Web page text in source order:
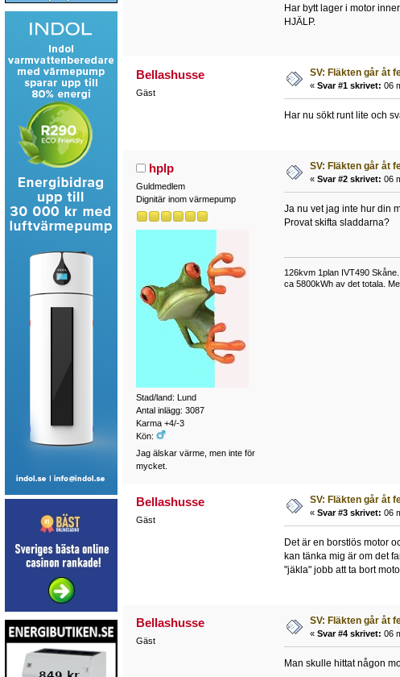
Har bytt lager i motor
HJÄLP.
Bellashusse
Gäst
SV: Fläkten går åt
« Svar #1 skrivet: 06
Har nu sökt runt lite och
hplp
Guldmedlem
Dignitär inom värmepump
Stad/land: Lund
Antal inlägg: 3087
Karma +4/-3
Kön:
Jag älskar värme, men inte för
mycket.
SV: Fläkten går åt
« Svar #2 skrivet: 06
Ja nu vet jag inte hur din
Provat skifta sladdarna?
126kvm 1plan IVT490
ca 5800kWh av det totala.
Bellashusse
Gäst
SV: Fläkten går åt
« Svar #3 skrivet: 06
Det är en borstlös motor
kan tänka mig är om det
"jäkla" jobb att ta bort
Bellashusse
Gäst
SV: Fläkten går åt
« Svar #4 skrivet: 06
Man skulle hittat någon